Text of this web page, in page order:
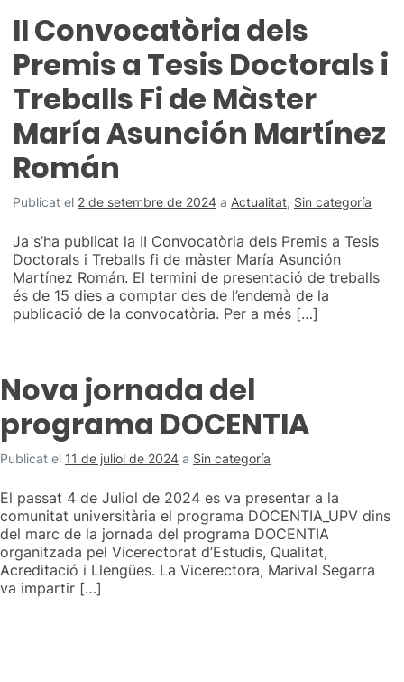
II Convocatòria dels
Premis a Tesis Doctorals i
Treballs Fi de Màster
María Asunción Martínez
Román
Publicat el 2 de setembre de 2024 a Actualitat, Sin categoría
Ja s’ha publicat la II Convocatòria dels Premis a Tesis
Doctorals i Treballs fi de màster María Asunción
Martínez Román. El termini de presentació de treballs
és de 15 dies a comptar des de l’endemà de la
publicació de la convocatòria. Per a més […]
Nova jornada del
programa DOCENTIA
Publicat el 11 de juliol de 2024 a Sin categoría
El passat 4 de Juliol de 2024 es va presentar a la
comunitat universitària el programa DOCENTIA_UPV dins
del marc de la jornada del programa DOCENTIA
organitzada pel Vicerectorat d’Estudis, Qualitat,
Acreditació i Llengües. La Vicerectora, Marival Segarra
va impartir […]